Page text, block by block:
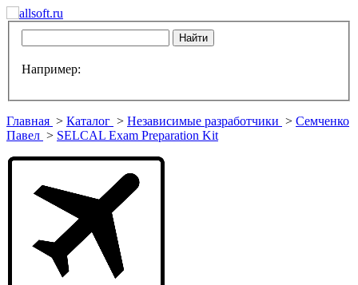
Например:
Главная > Каталог > Независимые разработчики > Семченко
Павел > SELCAL Exam Preparation Kit